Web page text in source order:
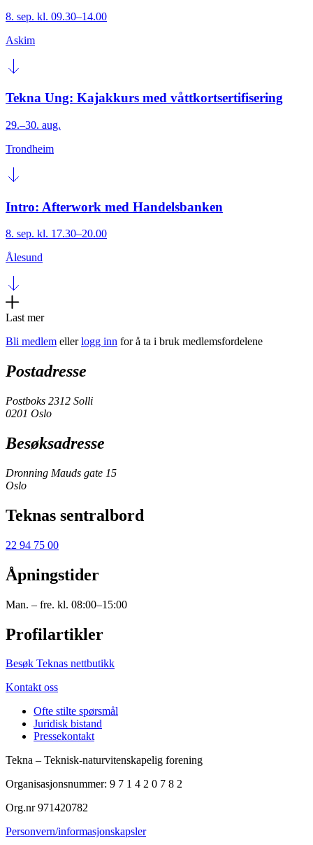
8. sep. kl. 09.30–14.00
Askim
Tekna Ung: Kajakkurs med våttkortsertifisering
29.–30. aug.
Trondheim
Intro: Afterwork med Handelsbanken
8. sep. kl. 17.30–20.00
Ålesund
Last mer
Bli medlem ellerlogg inn for å ta i bruk medlemsfordelene
Postadresse
Postboks 2312 Solli
0201 Oslo
Besøksadresse
Dronning Mauds gate 15
Oslo
Teknas sentralbord
22 94 75 00
Åpningstider
Man. – fre. kl. 08:00–15:00
Profilartikler
Besøk Teknas nettbutikk
Kontakt oss
Ofte stilte spørsmål
Juridisk bistand
Pressekontakt
Tekna – Teknisk-naturvitenskapelig forening
Organisasjonsnummer: 9 7 1 4 2 0 7 8 2
Org.nr 971420782
Personvern/informasjonskapsler